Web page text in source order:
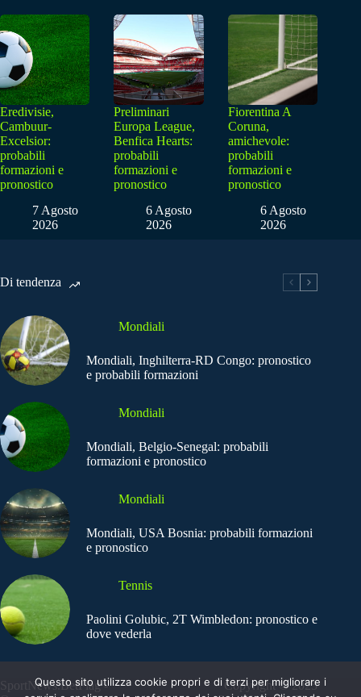
Eredivisie,
Cambuur-
Excelsior:
probabili
formazioni e
pronostico
7 Agosto
2026
Preliminari
Europa League,
Benfica Hearts:
probabili
formazioni e
pronostico
6 Agosto
2026
Fiorentina A
Coruna,
amichevole:
probabili
formazioni e
pronostico
6 Agosto
2026
Di tendenza
Mondiali
Mondiali, Inghilterra-RD Congo: pronostico
e probabili formazioni
Mondiali
Mondiali, Belgio-Senegal: probabili
formazioni e pronostico
Mondiali
Mondiali, USA Bosnia: probabili formazioni
e pronostico
Tennis
Paolini Golubic, 2T Wimbledon: pronostico e
dove vederla
SportNews.BetFlag -
Copyright © 2025
Questo sito utilizza cookie propri e di terzi per migliorare i